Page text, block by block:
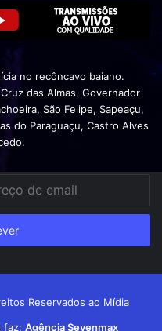
no recôncavo baiano.
das Almas, Governador
São Felipe, Sapeaçu,
do Paraguaçu, Castro Alves
Reservados ao Mídia
faz: Agência Sevenmax